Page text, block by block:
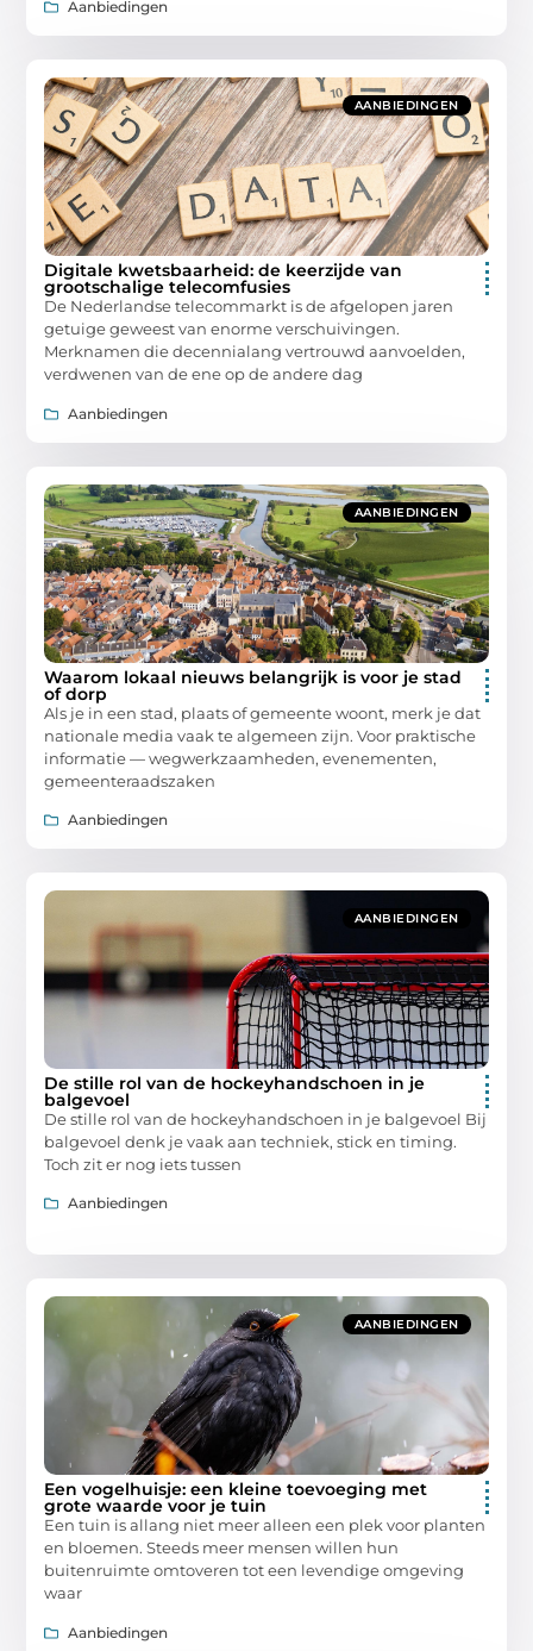
Aanbiedingen
AANBIEDINGEN
Digitale kwetsbaarheid: de keerzijde van
grootschalige telecomfusies
De Nederlandse telecommarkt is de afgelopen jaren
getuige geweest van enorme verschuivingen.
Merknamen die decennialang vertrouwd aanvoelden,
verdwenen van de ene op de andere dag
Aanbiedingen
AANBIEDINGEN
Waarom lokaal nieuws belangrijk is voor je stad
of dorp
Als je in een stad, plaats of gemeente woont, merk je dat
nationale media vaak te algemeen zijn. Voor praktische
informatie — wegwerkzaamheden, evenementen,
gemeenteraadszaken
Aanbiedingen
AANBIEDINGEN
De stille rol van de hockeyhandschoen in je
balgevoel
De stille rol van de hockeyhandschoen in je balgevoel Bij
balgevoel denk je vaak aan techniek, stick en timing.
Toch zit er nog iets tussen
Aanbiedingen
AANBIEDINGEN
Een vogelhuisje: een kleine toevoeging met
grote waarde voor je tuin
Een tuin is allang niet meer alleen een plek voor planten
en bloemen. Steeds meer mensen willen hun
buitenruimte omtoveren tot een levendige omgeving
waar
Aanbiedingen